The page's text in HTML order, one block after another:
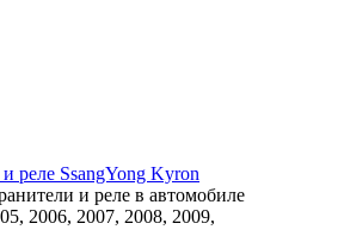
реле SsangYong Kyron
и реле в автомобиле
2006, 2007, 2008, 2009,